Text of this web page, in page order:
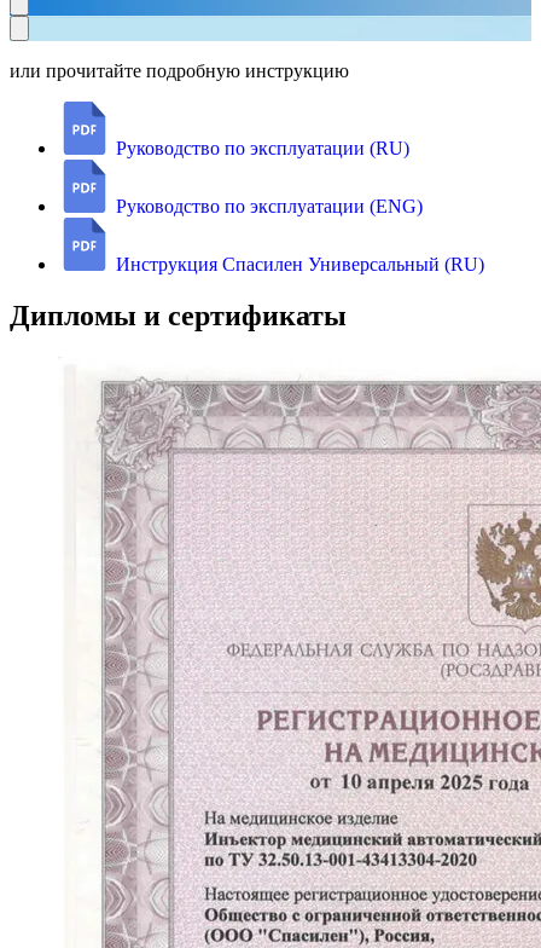
или прочитайте подробную инструкцию
Руководство по эксплуатации (RU)
Руководство по эксплуатации (ENG)
Инструкция Спасилен Универсальный (RU)
Дипломы и сертификаты